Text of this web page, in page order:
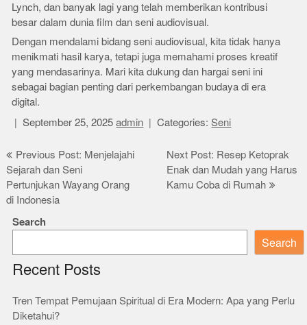
Lynch, dan banyak lagi yang telah memberikan kontribusi
besar dalam dunia film dan seni audiovisual.
Dengan mendalami bidang seni audiovisual, kita tidak hanya
menikmati hasil karya, tetapi juga memahami proses kreatif
yang mendasarinya. Mari kita dukung dan hargai seni ini
sebagai bagian penting dari perkembangan budaya di era
digital.
September 25, 2025 admin Categories:Seni
Post
navigation
Previous Post: Menjelajahi
Sejarah dan Seni
Pertunjukan Wayang Orang
di Indonesia
Next Post: Resep Ketoprak
Enak dan Mudah yang Harus
Kamu Coba di Rumah
Search
Search
Recent Posts
Tren Tempat Pemujaan Spiritual di Era Modern: Apa yang Perlu
Diketahui?